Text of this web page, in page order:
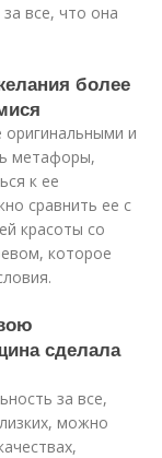
все, что она
более
и
метафоры,
к ее
сравнить ее с
красоты со
которое
сделала
за все,
можно